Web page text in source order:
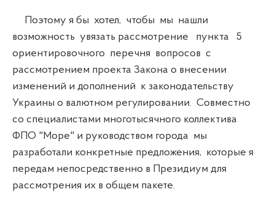
Поэтому я бы хотел, чтобы мы нашли
возможность увязать рассмотрение пункта 5
ориентировочного перечня вопросов с
рассмотрением проекта Закона о внесении
изменений и дополнений к законодательству
Украины о валютном регулировании. Совместно
со специалистами многотысячного коллектива
ФПО "Море" и руководством города мы
разработали конкретные предложения, которые я
передам непосредственно в Президиум для
рассмотрения их в общем пакете.